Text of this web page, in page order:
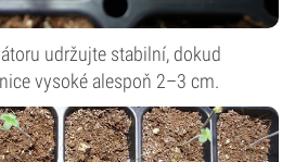
udržujte stabilní, dokud
vysoké alespoň 2–3 cm.